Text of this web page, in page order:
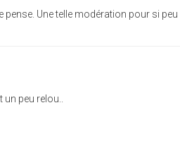
Une telle modération pour si peu
peu relou..